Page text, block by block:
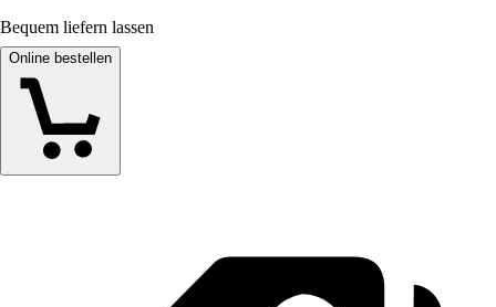
Bequem liefern lassen
Online bestellen